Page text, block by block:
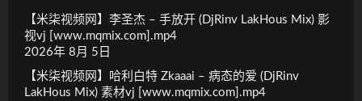
【米柒视频网】李圣杰 – 手放开 (DjRinv LakHous Mix) 影
视vj [www.mqmix.com].mp4
2026年 8月 5日
【米柒视频网】哈利白特 Zkaaai – 病态的爱 (DjRinv
LakHous Mix) 素材vj [www.mqmix.com].mp4